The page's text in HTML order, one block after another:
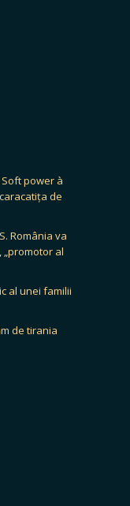
power à
de
România va
„promotor al
al unei familii
de tirania